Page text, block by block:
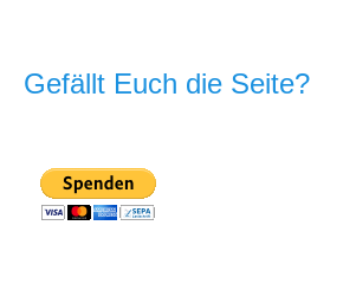
Gefällt Euch die Seite?